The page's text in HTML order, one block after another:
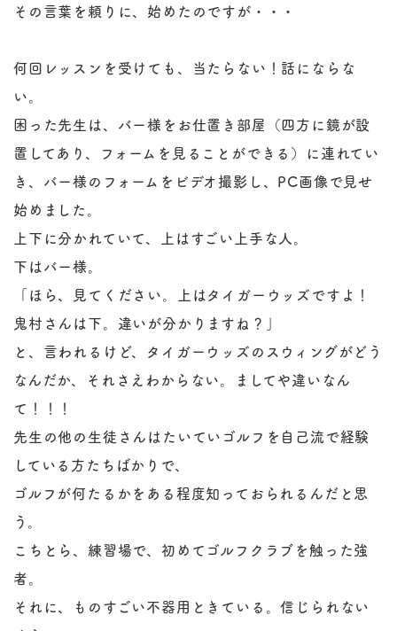
その言葉を頼りに、始めたのですが・・・
何回レッスンを受けても、当たらない！話にならな
い。
困った先生は、バー様をお仕置き部屋（四方に鏡が設
置してあり、フォームを見ることができる）に連れてい
き、バー様のフォームをビデオ撮影し、PC画像で見せ
始めました。
上下に分かれていて、上はすごい上手な人。
下はバー様。
「ほら、見てください。上はタイガーウッズですよ！
鬼村さんは下。違いが分かりますね？」
と、言われるけど、タイガーウッズのスウィングがどう
なんだか、それさえわからない。ましてや違いなん
て！！！
先生の他の生徒さんはたいていゴルフを自己流で経験
している方たちばかりで、
ゴルフが何たるかをある程度知っておられるんだと思
う。
こちとら、練習場で、初めてゴルフクラブを触った強
者。
それに、ものすごい不器用ときている。信じられない